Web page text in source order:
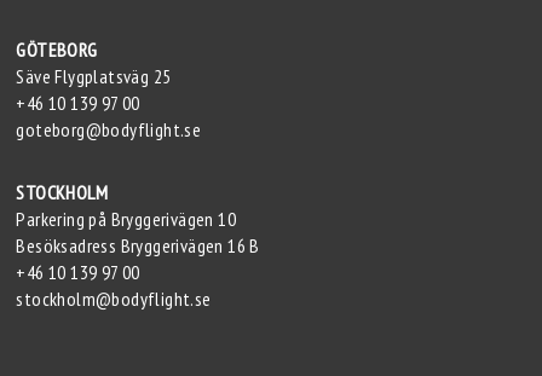
GÖTEBORG
Säve Flygplatsväg 25
+46 10 139 97 00
goteborg@bodyflight.se
STOCKHOLM
Parkering på Bryggerivägen 10
Besöksadress Bryggerivägen 16 B
+46 10 139 97 00
stockholm@bodyflight.se